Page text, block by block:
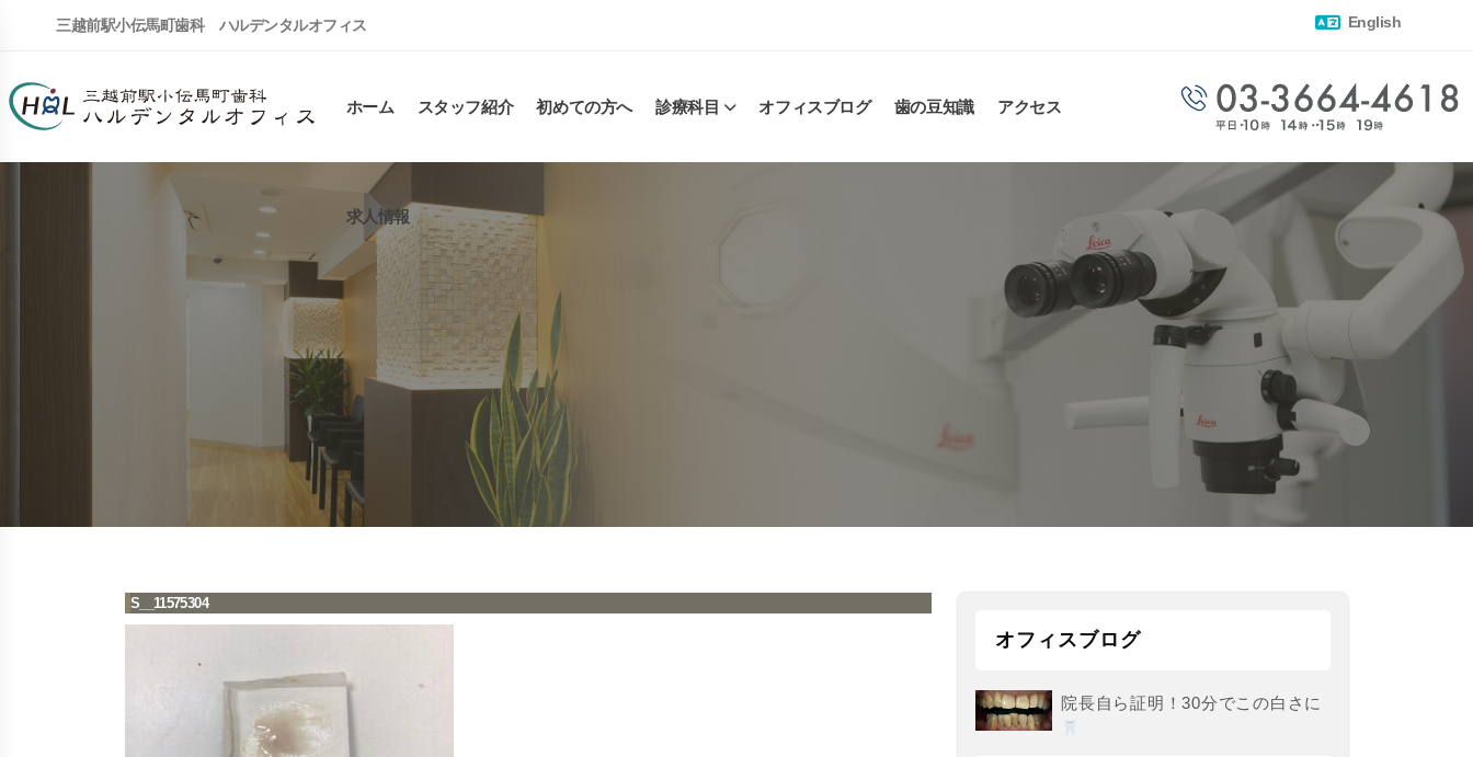
三越前駅小伝馬町歯科 ハルデンタルオフィス English
ホーム スタッフ紹介 初めての方へ 診療科目 オフィスブログ 歯の豆知識 アクセス
求人情報
S__11575304
オフィスブログ
院長自ら証明！30分でこの白さに